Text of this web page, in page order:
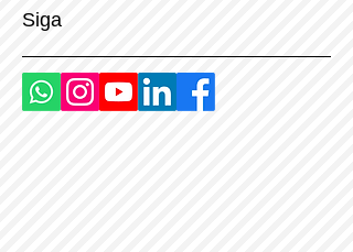
Orçamento via email
Siga